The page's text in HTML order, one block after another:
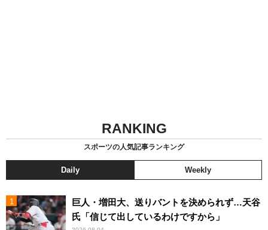
RANKING
スポーツの人気記事ランキング
Daily Weekly
巨人・増田大、送りバントを決められず…天谷
氏「信じて出しているわけですから」